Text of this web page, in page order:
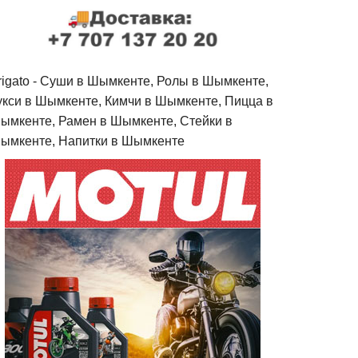
- Cуши в Шымкенте, Ролы в Шымкенте,
в Шымкенте, Кимчи в Шымкенте, Пицца в
Рамен в Шымкенте, Стейки в
Напитки в Шымкенте